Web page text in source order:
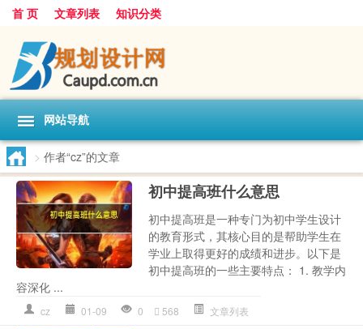
首 页 文章列表 知识分类
网站导航
> 作者“cz”的文章
初中提高班什么意思
初中提高班是一种专门为初中学生设计
的教育形式，其核心目的是帮助学生在
学业上取得更好的成绩和进步。以下是
初中提高班的一些主要特点： 1. 教学内
容深化 ...
cz 01-09 0 568 文章列表